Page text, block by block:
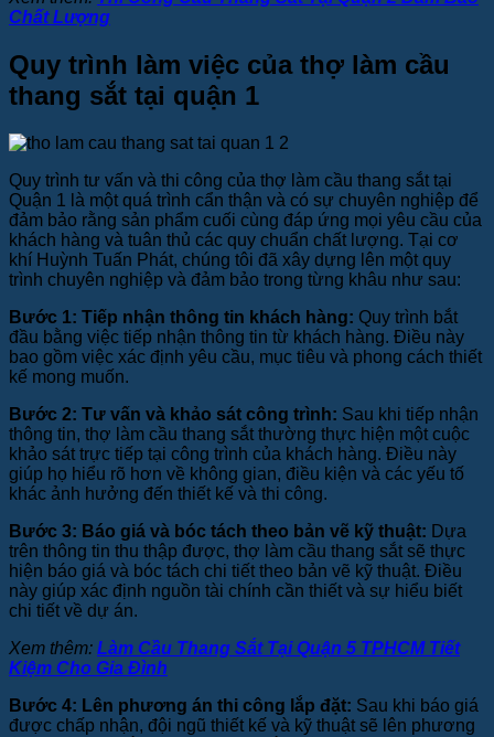
Chất Lượng
Quy trình làm việc của thợ làm cầu
thang sắt tại quận 1
Quy trình tư vấn và thi công của thợ làm cầu thang sắt tại
Quận 1 là một quá trình cẩn thận và có sự chuyên nghiệp để
đảm bảo rằng sản phẩm cuối cùng đáp ứng mọi yêu cầu của
khách hàng và tuân thủ các quy chuẩn chất lượng. Tại cơ
khí Huỳnh Tuấn Phát, chúng tôi đã xây dựng lên một quy
trình chuyên nghiệp và đảm bảo trong từng khâu như sau:
Bước 1: Tiếp nhận thông tin khách hàng: Quy trình bắt
đầu bằng việc tiếp nhận thông tin từ khách hàng. Điều này
bao gồm việc xác định yêu cầu, mục tiêu và phong cách thiết
kế mong muốn.
Bước 2: Tư vấn và khảo sát công trình: Sau khi tiếp nhận
thông tin, thợ làm cầu thang sắt thường thực hiện một cuộc
khảo sát trực tiếp tại công trình của khách hàng. Điều này
giúp họ hiểu rõ hơn về không gian, điều kiện và các yếu tố
khác ảnh hưởng đến thiết kế và thi công.
Bước 3: Báo giá và bóc tách theo bản vẽ kỹ thuật: Dựa
trên thông tin thu thập được, thợ làm cầu thang sắt sẽ thực
hiện báo giá và bóc tách chi tiết theo bản vẽ kỹ thuật. Điều
này giúp xác định nguồn tài chính cần thiết và sự hiểu biết
chi tiết về dự án.
Xem thêm: Làm Cầu Thang Sắt Tại Quận 5 TPHCM Tiết
Kiệm Cho Gia Đình
Bước 4: Lên phương án thi công lắp đặt: Sau khi báo giá
được chấp nhận, đội ngũ thiết kế và kỹ thuật sẽ lên phương